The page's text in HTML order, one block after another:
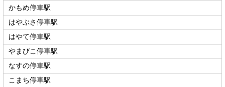
かもめ停車駅
はやぶさ停車駅
はやて停車駅
やまびこ停車駅
なすの停車駅
こまち停車駅